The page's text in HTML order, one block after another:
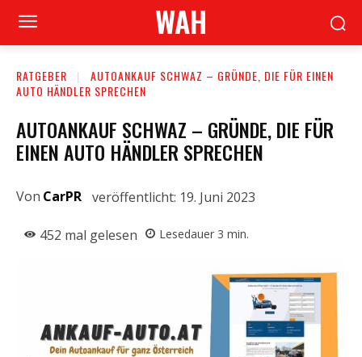
WAH
RATGEBER
AUTOANKAUF SCHWAZ – GRÜNDE, DIE FÜR EINEN
AUTO HÄNDLER SPRECHEN
AUTOANKAUF SCHWAZ – GRÜNDE, DIE FÜR
EINEN AUTO HÄNDLER SPRECHEN
Von CarPR veröffentlicht: 19. Juni 2023
452 mal gelesen Lesedauer 3 min.